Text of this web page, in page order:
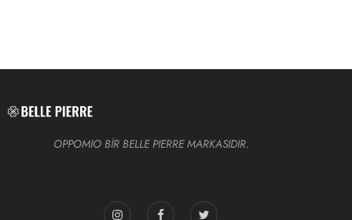
OPPOMIO BİR BELLE PIERRE MARKASIDIR.